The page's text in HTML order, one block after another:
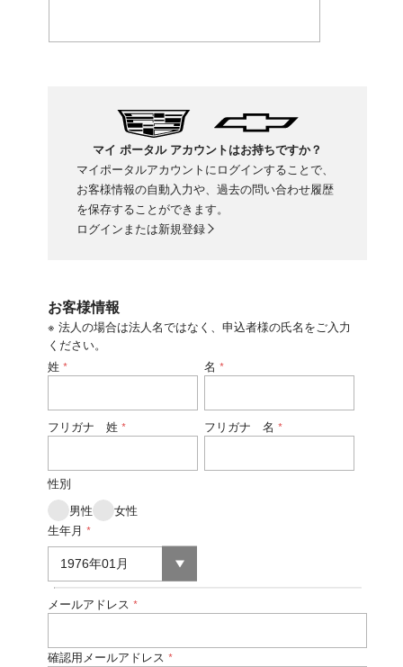
マイ ポータル アカウントはお持ちですか？
マイポータルアカウントにログインすることで、
お客様情報の自動入力や、過去の問い合わせ履歴
を保存することができます。
ログインまたは新規登録
お客様情報
※ 法人の場合は法人名ではなく、申込者様の氏名をご入力
ください。
姓 * 名 *
フリガナ 姓 * フリガナ 名 *
性別
男性
女性
生年月 *
メールアドレス *
確認用メールアドレス *